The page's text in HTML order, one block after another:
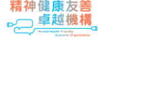
程
業之「拒絕壓力爆煲：
網上講座
重拾健康由「戒煙」做